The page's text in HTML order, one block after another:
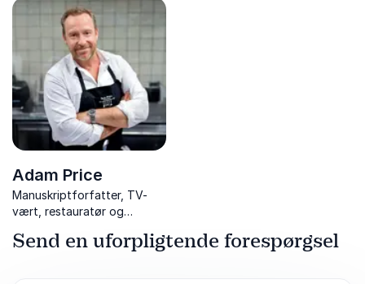
god stemning. Book ham til
foredrag, quiz eller som
vært – intelligent, erfaren
og aldrig kedelig.
Adam Price
Manuskriptforfatter, TV-
vært, restauratør og
inspirerer med historier om
Send en uforpligtende forespørgsel